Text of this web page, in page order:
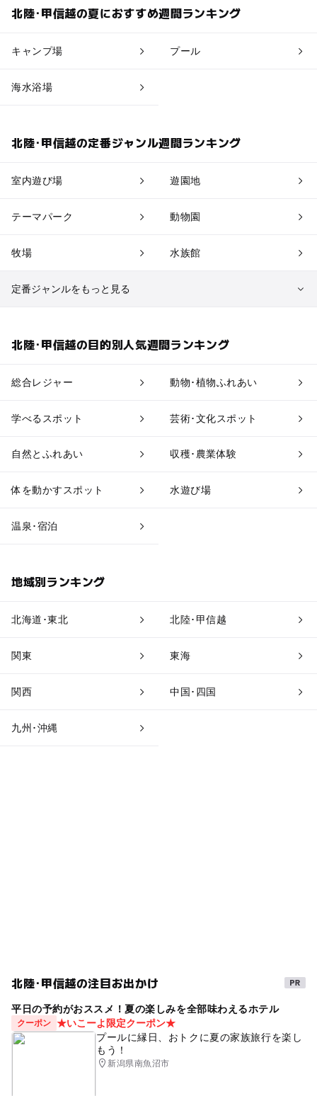
北陸･甲信越の夏におすすめ週間ランキング
キャンプ場 プール
海水浴場
北陸･甲信越の定番ジャンル週間ランキング
室内遊び場 遊園地
テーマパーク 動物園
牧場 水族館
定番ジャンルをもっと見る
北陸･甲信越の目的別人気週間ランキング
総合レジャー 動物･植物ふれあい
学べるスポット 芸術･文化スポット
自然とふれあい 収穫･農業体験
体を動かすスポット 水遊び場
温泉･宿泊
地域別ランキング
北海道･東北 北陸･甲信越
関東 東海
関西 中国･四国
九州･沖縄
北陸･甲信越の注目お出かけ
平日の予約がおススメ！夏の楽しみを全部味わえるホテル
クーポン ★いこーよ限定クーポン★
プールに縁日、おトクに夏の家族旅行を楽し
もう！
新潟県南魚沼市